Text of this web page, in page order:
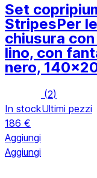
Set
StripesPer
chiusura
lino, con
nero,
(2)
In stockUltimi pezzi
186 €
Aggiungi
Aggiungi